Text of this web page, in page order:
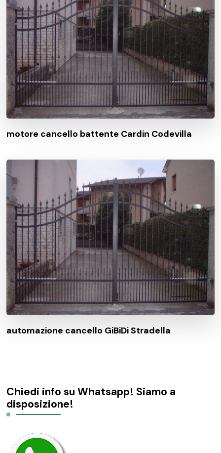
motore cancello battente Cardin Codevilla
automazione cancello GiBiDi Stradella
Chiedi info su Whatsapp! Siamo a
disposizione!